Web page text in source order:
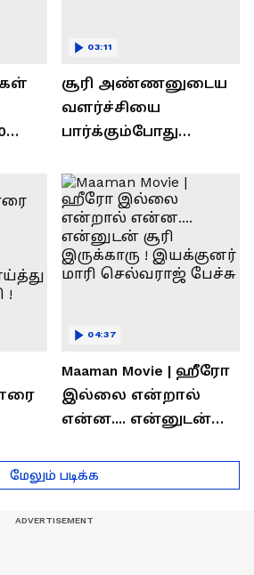
சூரி அண்ணனுடைய
வளர்ச்சியை
பார்க்கும்போது
இருக்கிறது !
லோகேஷ் கனகராஜ்
பேச்சு !
03:11
Maaman Movie | ஹீரோ
இல்லை என்றால்
என்ன.... என்னுடன்
இயக்குனர் மாரி
செல்வராஜ் பேச்சு
04:37
மேலும் படிக்க